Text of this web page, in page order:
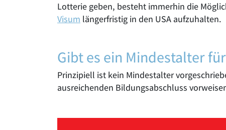
Lotterie geben, besteht immerhin die
Visum längerfristig in den USA aufzuhalten.
Gibt es ein Mindestalter
Prinzipiell ist kein Mindestalter
ausreichenden Bildungsabschluss